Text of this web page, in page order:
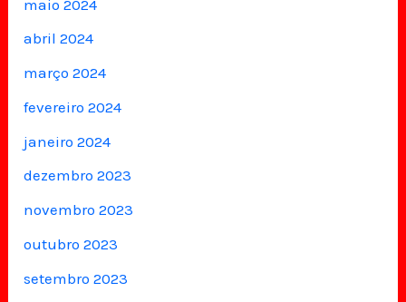
maio 2024
abril 2024
março 2024
fevereiro 2024
janeiro 2024
dezembro 2023
novembro 2023
outubro 2023
setembro 2023